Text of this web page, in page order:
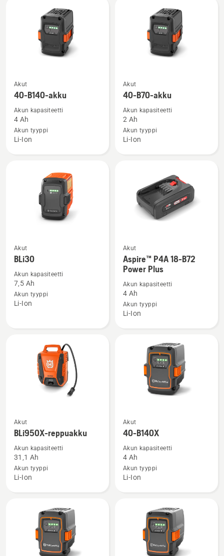
Katso
lisätietoja
40-
B140-
akku
Akut
40-B140-akku
Akun kapasiteetti
4 Ah
Akun tyyppi
Li-Ion
Katso
lisätietoja
40-
B70-
akku
Akut
40-B70-akku
Akun kapasiteetti
2 Ah
Akun tyyppi
Li-Ion
Katso
lisätietoja
tuotteesta
BLi30
Akut
BLi30
Akun kapasiteetti
7,5 Ah
Akun tyyppi
Li-Ion
Katso
lisätietoja
tuotteesta
Aspire™
P4A
18-
Akut
Aspire™ P4A 18-B72
Power Plus
Akun kapasiteetti
4 Ah
Akun tyyppi
Li-Ion
Katso
lisätietoja
BLi950X-
reppuakku
Akut
BLi950X-reppuakku
Akun kapasiteetti
31,1 Ah
Akun tyyppi
Li-Ion
Katso
lisätietoja
40-
B140X
Akut
40-B140X
Akun kapasiteetti
4 Ah
Akun tyyppi
Li-Ion